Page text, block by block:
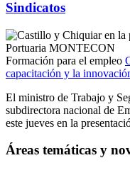
Sindicatos
Formación para el empleo
capacitación y la
El ministro de Trabajo y
subdirectora nacional de
este jueves en la
Áreas temáticas y